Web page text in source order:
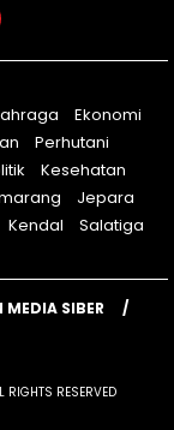
Ekonomi
Perhutani
Kesehatan
Jepara
Kendal
Salatiga
MEDIA SIBER
RESERVED